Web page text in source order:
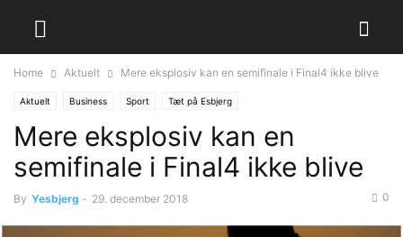
Home Aktuelt Mere eksplosiv kan en semifinale i Final4 ikke blive
Aktuelt Business Sport Tæt på Esbjerg
Mere eksplosiv kan en
semifinale i Final4 ikke blive
By Yesbjerg - 29. december 2018 0